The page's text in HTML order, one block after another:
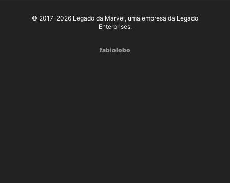
© 2017-2026 Legado da Marvel, uma empresa da Legado
Enterprises.
fabiolobo